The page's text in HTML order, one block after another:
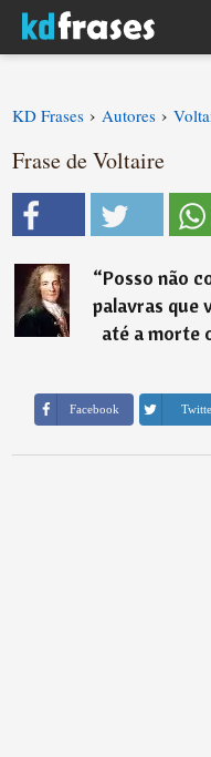
KD Frases › Autores ›
Frase de Voltaire
“Posso não
palavras que
até a morte
Facebook